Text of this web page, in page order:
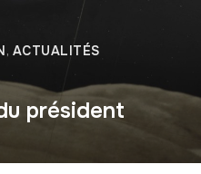
, ACTUALITÉS
président